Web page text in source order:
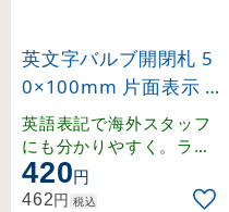
英文字バルブ開閉札 5
0×100mm 片面表示 N
ormally closed(緑) (16
8004)
英語表記で海外スタッフ
にも分かりやすく。ラミ
ネート加工の硬質塩ビ製
。
420円
462円 税込